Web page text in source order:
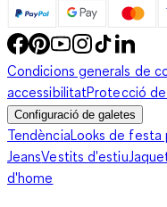
Condicions generals de
accessibilitatProtecció
Configuració de galetes
TendènciaLooks de festa
JeansVestits d'estiu
d'home